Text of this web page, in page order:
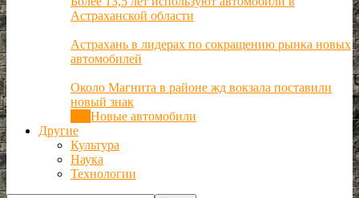
Астраханской области
Астрахань в лидерах по сокращению рынка новых
автомобилей
Около Магнита в районе жд вокзала поставили
новый знак
Новые автомобили
Другие
Культура
Наука
Технологии